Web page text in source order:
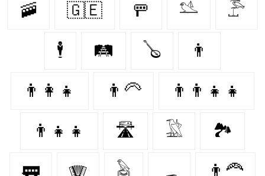
🚠 🇬🇪 🚥 𓅎 𓅤
🕴️ 🛤 🪕 👨‍
👨‍👩‍👧 👨‍🦳 👨‍👨‍👧‍👧
👨‍👧‍👧 🛣 𓅁 🏞
🚃 🪗 𓅉 🛷 👨‍🦰